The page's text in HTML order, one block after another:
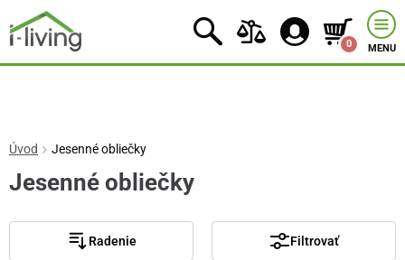
0 MENU
Úvod Jesenné obliečky
Jesenné obliečky
Radenie Filtrovať